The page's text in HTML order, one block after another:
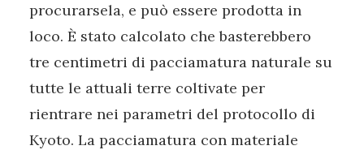
procurarsela, e può essere prodotta in
loco. È stato calcolato che basterebbero
tre centimetri di pacciamatura naturale su
tutte le attuali terre coltivate per
rientrare nei parametri del protocollo di
Kyoto. La pacciamatura con materiale